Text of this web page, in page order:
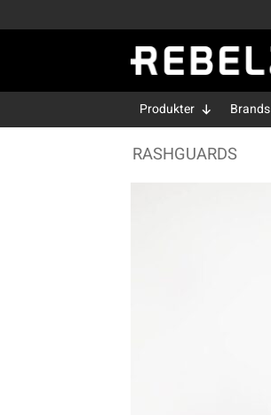
to
Produkter Brands
RASHGUARDS